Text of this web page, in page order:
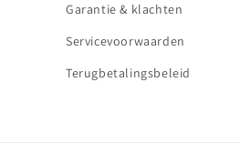
Garantie & klachten
Servicevoorwaarden
Terugbetalingsbeleid